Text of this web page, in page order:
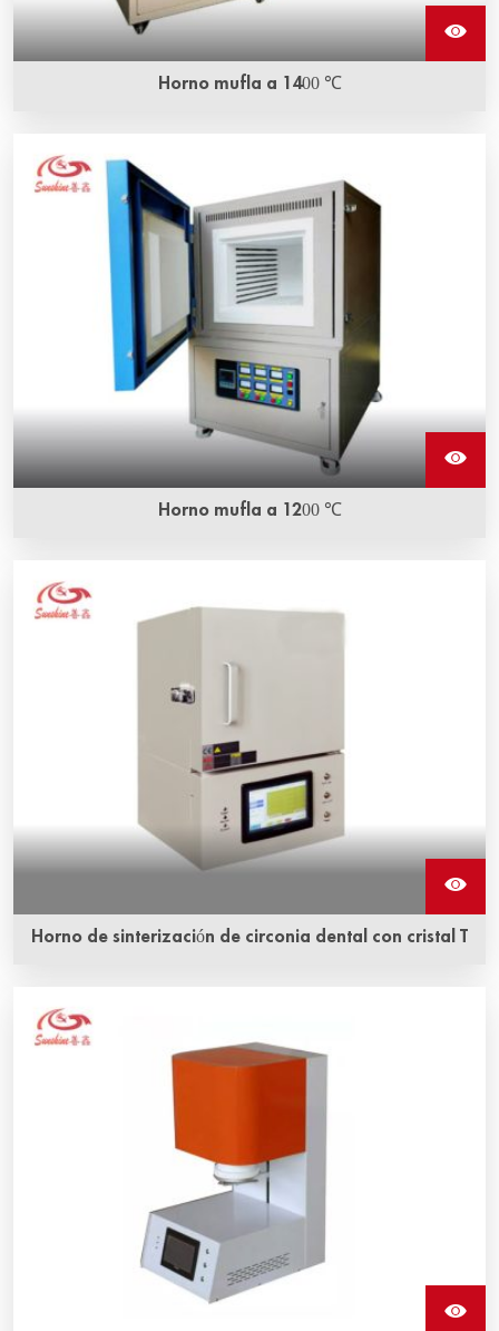
Horno mufla a 1400 ℃
Horno mufla a 1200 ℃
Horno de sinterización de circonia dental con cristal T
horno de sinterización de tipo caja. Es ligero, de pequeño
volumen y solo consume 1.5 kW de potencia.